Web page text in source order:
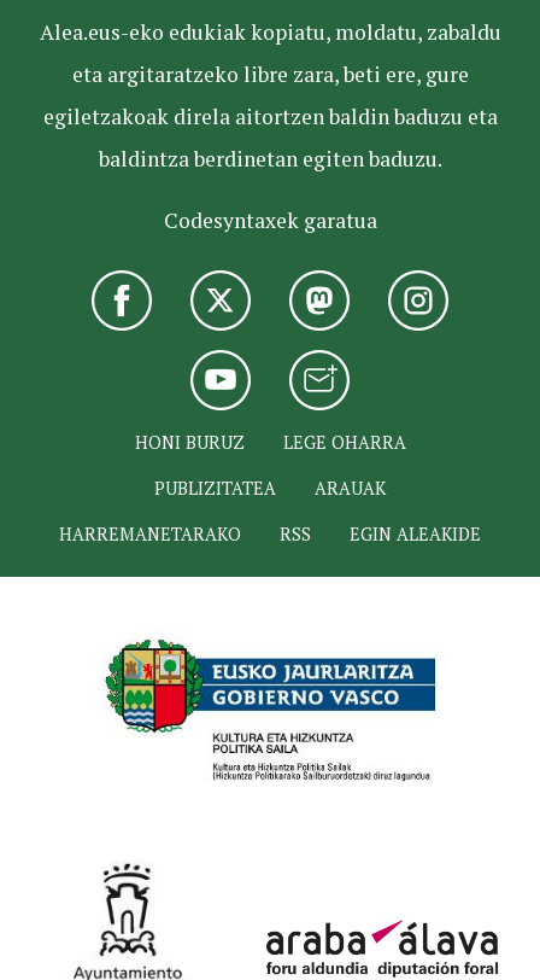
Alea.eus-eko edukiak kopiatu, moldatu, zabaldu
eta argitaratzeko libre zara, beti ere, gure
egiletzakoak direla aitortzen baldin baduzu eta
baldintza berdinetan egiten baduzu.
Codesyntaxek garatua
HONI BURUZ
LEGE OHARRA
PUBLIZITATEA
ARAUAK
HARREMANETARAKO
RSS EGIN ALEAKIDE